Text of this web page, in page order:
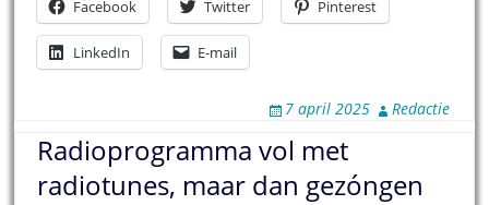
Facebook Twitter Pinterest
LinkedIn E-mail
7 april 2025 Redactie
Radioprogramma vol met
radiotunes, maar dan gezóngen